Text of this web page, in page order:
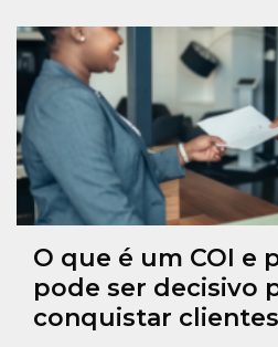
O que é um COI e
pode ser decisivo
conquistar